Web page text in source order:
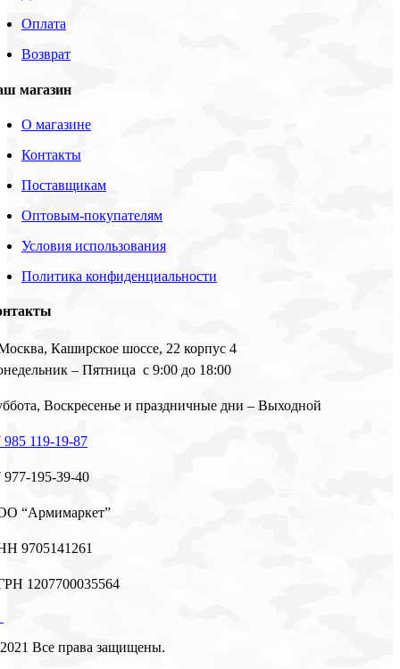
Оплата
Возврат
магазин
О магазине
Контакты
Поставщикам
Оптовым-покупателям
Условия использования
Политика конфиденциальности
Каширское шоссе, 22 корпус 4
– Пятница с 9:00 до 18:00
Воскресенье и праздничные дни – Выходной
985 119-19-87
977-195-39-40
“Армимаркет”
9705141261
1207700035564
Все права защищены.